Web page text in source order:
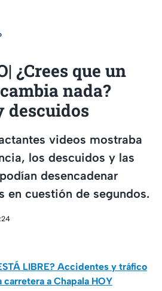
¿Crees que un
nada?
descuidos
videos mostraba
los descuidos y las
desencadenar
en cuestión de segundos.
LIBRE? Accidentes y tráfico
a Chapala HOY